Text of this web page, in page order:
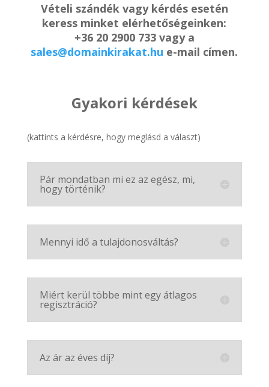
Vételi szándék vagy kérdés esetén
keress minket elérhetőségeinken:
+36 20 2900 733 vagy a
sales@domainkirakat.hu e-mail címen.
Gyakori kérdések
(kattints a kérdésre, hogy meglásd a választ)
Pár mondatban mi ez az egész, mi,
hogy történik?
Mennyi idő a tulajdonosváltás?
Miért kerül többe mint egy átlagos
regisztráció?
Az ár az éves díj?